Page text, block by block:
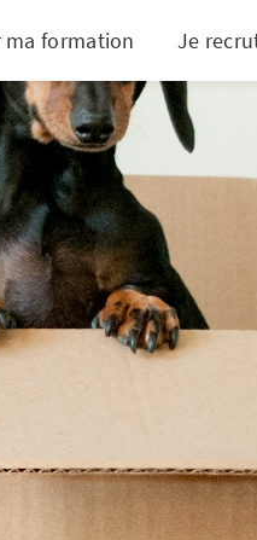
ma formation Je